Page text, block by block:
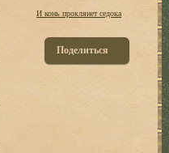
И конь проклянет седока
Поделиться